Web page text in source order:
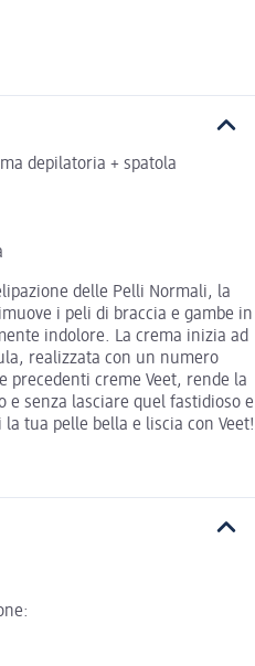
depilatoria + spatola
delle Pelli Normali, la
i peli di braccia e gambe in
indolore. La crema inizia ad
realizzata con un numero
creme Veet, rende la
e senza lasciare quel fastidioso e
tua pelle bella e liscia con Veet!